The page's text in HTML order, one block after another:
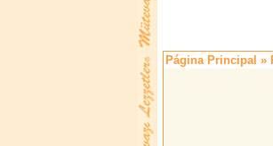
Página Principal »